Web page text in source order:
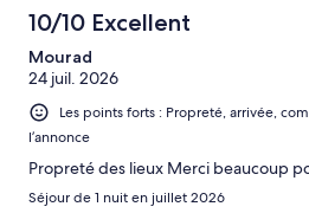
10/10 Excellent
Mourad
24 juil. 2026
Les points forts : Propreté, arrivée,
l’annonce
Propreté des lieux Merci beaucoup
Séjour de 1 nuit en juillet 2026